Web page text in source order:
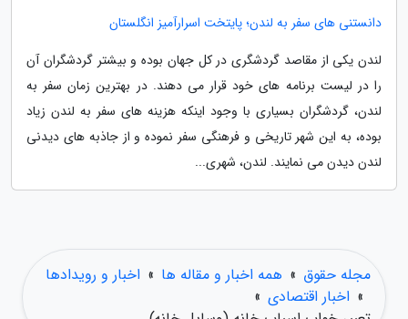
دانستنی های سفر به لندن؛ پایتخت اسرارآمیز انگلستان
لندن یکی از مقاصد گردشگری در کل جهان بوده و بیشتر گردشگران آن
را در لیست برنامه های خود قرار می دهند. در بهترین زمان سفر به
لندن، گردشگران بسیاری با وجود اینکه هزینه های سفر به لندن زیاد
بوده، به این شهر تاریخی و فرهنگی سفر نموده و از جاذبه های دیدنی
لندن دیدن می نمایند. لندن، شهری...
مجله حقوق » همه اخبار و مقاله ها » اخبار و رویدادها
» اخبار اقتصادی »